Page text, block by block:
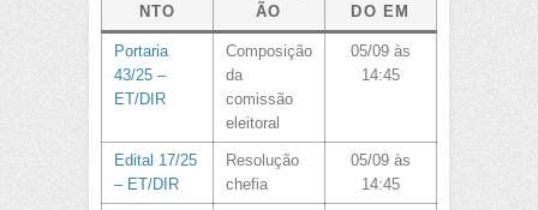
NTO
ÃO
DO EM
Portaria
43/25 –
ET/DIR
Composição
da
comissão
eleitoral
05/09 às
14:45
Edital 17/25
– ET/DIR
Resolução
chefia
05/09 às
14:45